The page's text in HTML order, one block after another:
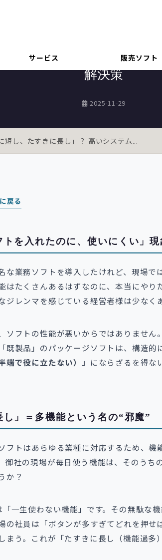
サービス 販売ソフト
きに長し」？ 高いシス
解決策
2025-11-29
短し、たすきに長し」？ 高いシステム...
戻る
トを入れたのに、使いにくい」
な業務ソフトを導入したけれど、現場で
はたくさんあるはずなのに、本当にやり
ジレンマを感じている経営者様は少なく
ソフトの性能が悪いからではありません
既製品」のパッケージソフトは、構造的
端で役に立たない）」 にならざるを得な
し」＝多機能という名の“邪魔”
フトはあらゆる業種に対応するため、機
御社の現場が毎日使う機能は、そのうち
か？
一生使わない機能」です。その無駄な
の社員は「ボタンが多すぎてどれを押せ
まう。これが「たすきに長し（機能過多